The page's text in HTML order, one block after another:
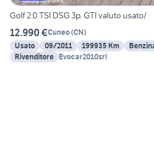
Golf 2.0 TSI DSG 3p. GTI valuto usato/
12.990 €Cuneo(CN)
Usato
09/2011 199935 Km
Rivenditore Evocar2010srl